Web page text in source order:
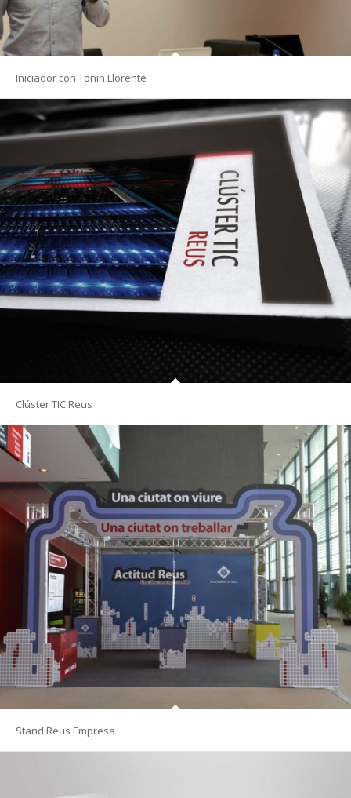
Iniciador con Toñin Llorente
Clúster TIC Reus
Stand Reus Empresa